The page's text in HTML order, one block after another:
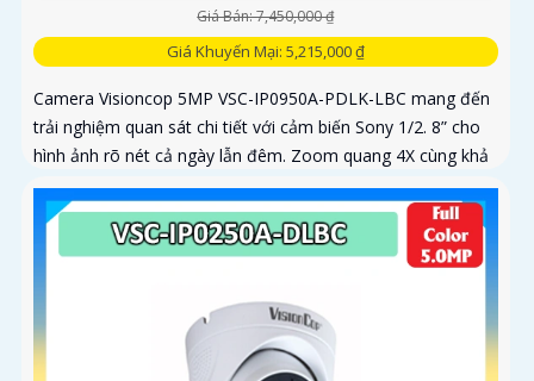
Giá Bán: 7,450,000 ₫
Giá Khuyến Mại: 5,215,000 ₫
Camera Visioncop 5MP VSC-IP0950A-PDLK-LBC mang đến
trải nghiệm quan sát chi tiết với cảm biến Sony 1/2. 8” cho
hình ảnh rõ nét cả ngày lẫn đêm. Zoom quang 4X cùng khả
năng xoay...